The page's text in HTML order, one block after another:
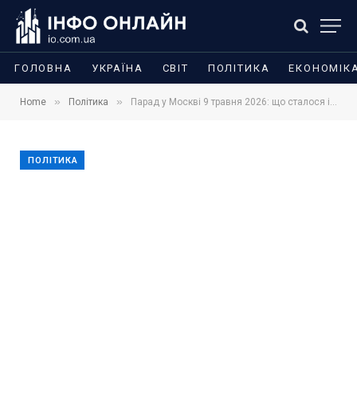
ГОЛОВНА УКРАЇНА СВІТ ПОЛІТИКА
Home » Політика » Парад у Москві 9 травня 2026: що сталося і до чого тут указ Зеленського
ПОЛІТИКА